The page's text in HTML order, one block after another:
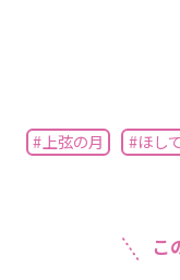
#上弦の月 #ほし
こ